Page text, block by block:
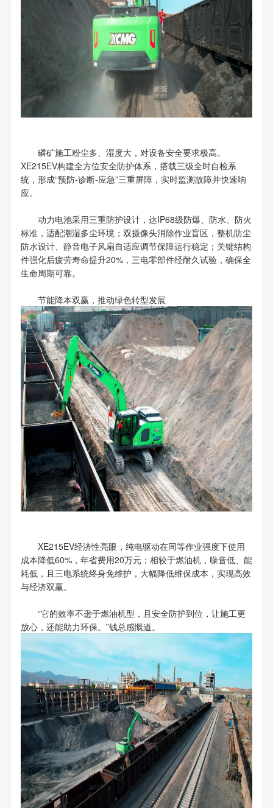
磷矿施工粉尘多、湿度大，对设备安全要求极高。
XE215EV构建全方位安全防护体系，搭载三级全时自检系
统，形成“预防-诊断-应急”三重屏障，实时监测故障并快速响
应。
动力电池采用三重防护设计，达IP68级防爆、防水、防火
标准，适配潮湿多尘环境；双摄像头消除作业盲区，整机防尘
防水设计、静音电子风扇自适应调节保障运行稳定；关键结构
件强化后疲劳寿命提升20%，三电零部件经耐久试验，确保全
生命周期可靠。
节能降本双赢，推动绿色转型发展
XE215EV经济性亮眼，纯电驱动在同等作业强度下使用
成本降低60%，年省费用20万元；相较于燃油机，噪音低、能
耗低，且三电系统终身免维护，大幅降低维保成本，实现高效
与经济双赢。
“它的效率不逊于燃油机型，且安全防护到位，让施工更
放心，还能助力环保。”钱总感慨道。